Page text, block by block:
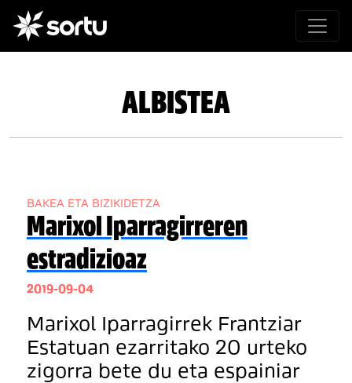
ALBISTEA
BAKEA ETA BIZIKIDETZA
Marixol Iparragirreren
estradizioaz
2019-09-04
Marixol Iparragirrek Frantziar
Estatuan ezarritako 20 urteko
zigorra bete du eta espainiar